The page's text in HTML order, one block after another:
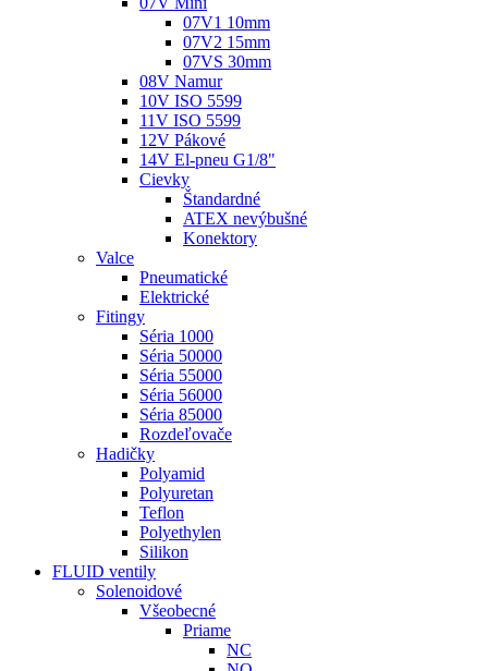
07V1 10mm
07V2 15mm
07VS 30mm
08V Namur
10V ISO 5599
11V ISO 5599
12V Pákové
14V El-pneu G1/8"
Cievky
Štandardné
ATEX nevýbušné
Konektory
Valce
Pneumatické
Elektrické
Fitingy
Séria 1000
Séria 50000
Séria 55000
Séria 56000
Séria 85000
Rozdeľovače
Hadičky
Polyamid
Polyuretan
Teflon
Polyethylen
Silikon
FLUID ventily
Solenoidové
Všeobecné
Priame
NC